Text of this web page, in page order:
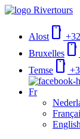
Alost smartphone
Bruxelles
smartphone
Temse
smartphone
Fr
English